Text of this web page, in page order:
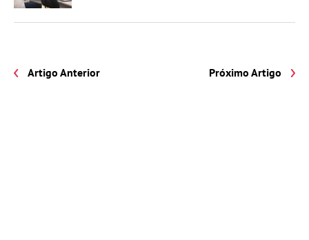
Artigo Anterior Próximo Artigo